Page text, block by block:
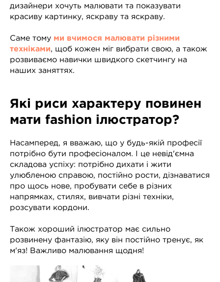
дизайнери хочуть малювати та показувати
красиву картинку, яскраву та яскраву.
Саме тому ми вчимося малювати різними
техніками , щоб кожен міг вибрати свою, а також
розвиваємо навички швидкого скетчингу на
наших заняттях.
Які риси характеру повинен
мати fashion ілюстратор?
Насамперед, я вважаю, що у будь-якій професії
потрібно бути професіоналом. І це невід'ємна
складова успіху: потрібно дихати і жити
улюбленою справою, постійно рости, дізнаватися
про щось нове, пробувати себе в різних
напрямках, стилях, вивчати різні техніки,
розсувати кордони.
Також хороший ілюстратор має сильно
розвинену фантазію, яку він постійно тренує, як
м'яз! Важливо малювання щодня!